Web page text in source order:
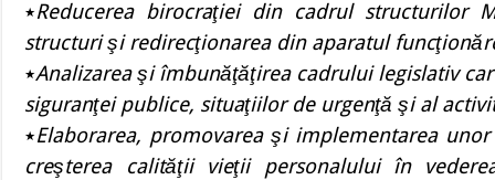
٭Reducerea birocraţiei din cadrul structurilor
structuri şi redirecţionarea din aparatul
٭Analizarea şi îmbunăţăţirea cadrului legislativ
siguranţei publice, situaţiilor de urgenţă şi al
٭Elaborarea, promovarea şi implementarea
creşterea calităţii vieţii personalului în